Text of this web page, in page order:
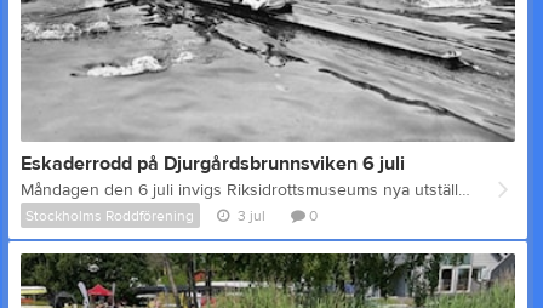
Eskaderrodd på Djurgårdsbrunnsviken 6 juli
Måndagen den 6 juli invigs Riksidrottsmuseums nya utställning Solskensolympiaden om sommar-OS 1912. Som en del av programmet på invigningen kommer Stockholms Roddförening tillsammans med andra roddföreningar i Stockholm och Svenska Roddförbundet att ha en uppvisningsrodd, eskaderrodd, cirka klockan 17.30. Ungefärlig plats för uppvisningen är i närheten av Folke Bernadottes-bron. Den gamla OS-banan och läktaren Vi ror i tidstypiska träbåtar på delar av den gamla OS-banan på Djurgårdsbrunnsviken och Svenska Roddförbundets ordförande kommer att berätta om de olika båtarna och roddsporten. Efter uppvisningen kommer vi att ha öppet hus i båthuset på Lidovägen 22. Där kommer båtarna finnas för den som vill titta närmare på dem och för den som vill se vad som hände den gamla OS-läktaren går det bra att spana in taket i båthuset. Utställningen Solskensolympiaden Utställningen öppnar för allmänheten den 7 juli och du kan läsa mer om den på Riksidrottsmuseums hemsida. Vår gamla åtta är en del av utställningen och bara det gör den ju väl värd ett besök.
Stockholms Roddförening 3 jul 0